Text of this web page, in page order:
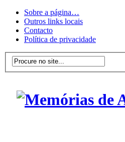
Sobre a página…
Outros links locais
Contacto
Política de privacidade